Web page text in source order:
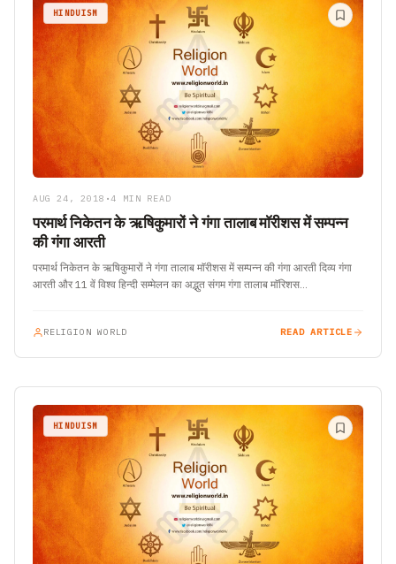
HINDUISM
AUG 24, 2018 •4 MIN READ
परमार्थ निकेतन के ऋषिकुमारों ने गंगा तालाब माॅरीशस में सम्पन्न
की गंगा आरती
परमार्थ निकेतन के ऋषिकुमारों ने गंगा तालाब माॅरीशस में सम्पन्न की गंगा आरती दिव्य गंगा
आरती और 11 वें विश्व हिन्दी सम्मेलन का अद्भुत संगम गंगा तालाब माॅरिशस…
RELIGION WORLD READ ARTICLE
HINDUISM